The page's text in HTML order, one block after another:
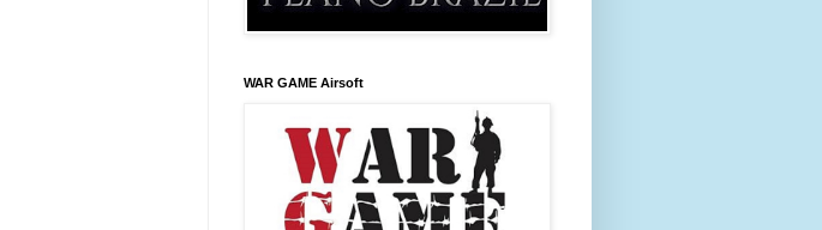
WAR GAME Airsoft